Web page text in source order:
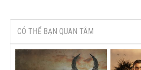
CÓ THỂ BẠN QUAN TÂM